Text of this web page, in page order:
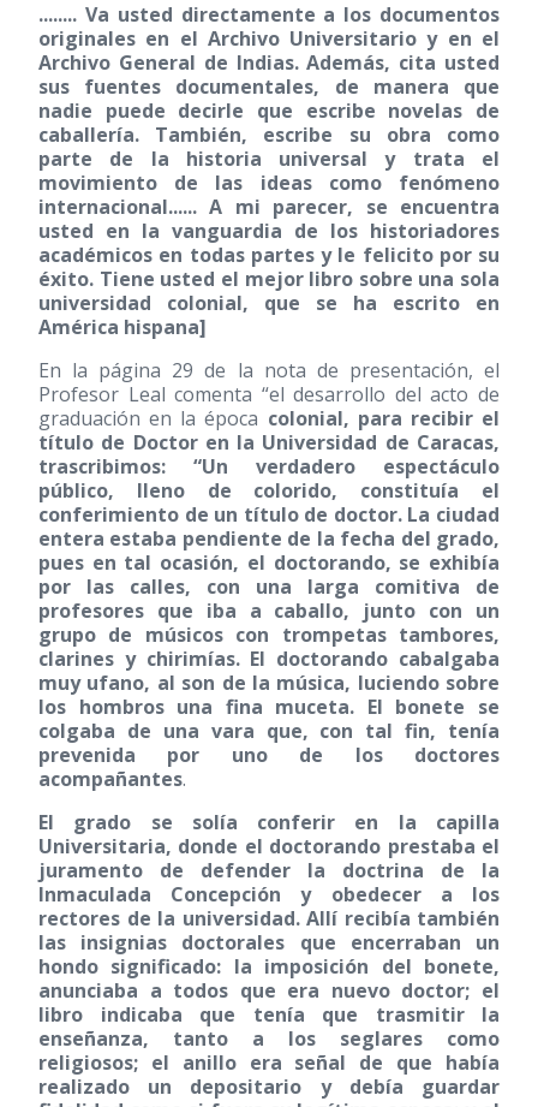
........ Va usted directamente a los documentos
originales en el Archivo Universitario y en el
Archivo General de Indias. Además, cita usted
sus fuentes documentales, de manera que
nadie puede decirle que escribe novelas de
caballería. También, escribe su obra como
parte de la historia universal y trata el
movimiento de las ideas como fenómeno
internacional...... A mi parecer, se encuentra
usted en la vanguardia de los historiadores
académicos en todas partes y le felicito por su
éxito. Tiene usted el mejor libro sobre una sola
universidad colonial, que se ha escrito en
América hispana]
En la página 29 de la nota de presentación, el
Profesor Leal comenta “el desarrollo del acto de
graduación en la época colonial, para recibir el
título de Doctor en la Universidad de Caracas,
trascribimos: “Un verdadero espectáculo
público, lleno de colorido, constituía el
conferimiento de un título de doctor. La ciudad
entera estaba pendiente de la fecha del grado,
pues en tal ocasión, el doctorando, se exhibía
por las calles, con una larga comitiva de
profesores que iba a caballo, junto con un
grupo de músicos con trompetas tambores,
clarines y chirimías. El doctorando cabalgaba
muy ufano, al son de la música, luciendo sobre
los hombros una fina muceta. El bonete se
colgaba de una vara que, con tal fin, tenía
prevenida por uno de los doctores
acompañantes.
El grado se solía conferir en la capilla
Universitaria, donde el doctorando prestaba el
juramento de defender la doctrina de la
Inmaculada Concepción y obedecer a los
rectores de la universidad. Allí recibía también
las insignias doctorales que encerraban un
hondo significado: la imposición del bonete,
anunciaba a todos que era nuevo doctor; el
libro indicaba que tenía que trasmitir la
enseñanza, tanto a los seglares como
religiosos; el anillo era señal de que había
realizado un depositario y debía guardar